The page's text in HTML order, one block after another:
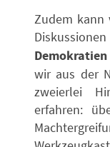
Zudem kann
Demokratien
wir aus der
zweierlei
erfahren: